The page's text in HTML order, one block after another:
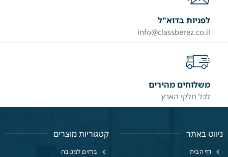
לפניות בדוא"ל
info@classberez.co.il
משלוחים מהירים
לכל חלקי הארץ
ניווט באתר
דף הבית
קטגוריות מוצרים
ברזים למטבח